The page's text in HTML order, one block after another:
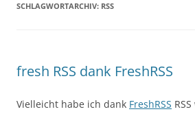
SCHLAGWORTARCHIV: RSS
fresh RSS dank FreshRSS
Vielleicht habe ich dank FreshRSS